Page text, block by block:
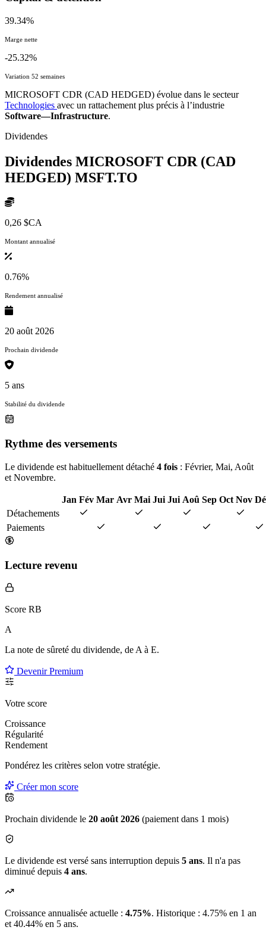
39.34%
Marge nette
-25.32%
Variation 52 semaines
MICROSOFT CDR (CAD HEDGED) évolue dans le secteur
Technologies avec un rattachement plus précis à l’industrie
Software—Infrastructure.
Dividendes
Dividendes MICROSOFT CDR (CAD
HEDGED) MSFT.TO
0,26 $CA
Montant annualisé
0.76%
Rendement annualisé
20 août 2026
Prochain dividende
5 ans
Stabilité du dividende
Rythme des versements
Le dividende est habituellement détaché 4 fois : Février, Mai, Août
et Novembre.
Jan Fév Mar Avr Mai Jui Jui Aoû Sep Oct Nov
Détachements
Paiements
Lecture revenu
Score RB
A
La note de sûreté du dividende, de A à E.
Devenir Premium
Votre score
Croissance
Régularité
Rendement
Pondérez les critères selon votre stratégie.
Créer mon score
Prochain dividende le 20 août 2026 (paiement dans 1 mois)
Le dividende est versé sans interruption depuis 5 ans. Il n'a pas
diminué depuis 4 ans.
Croissance annualisée actuelle : 4.75%. Historique : 4.75% en 1 an
et 40.44% en 5 ans.